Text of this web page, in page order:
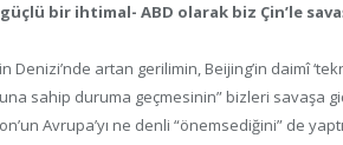
bir ihtimal- ABD olarak biz Çin’le
Denizi’nde artan gerilimin, Beijing’in daimî
sahip duruma geçmesinin” bizleri savaşa
Avrupa’yı ne denli “önemsediğini” de